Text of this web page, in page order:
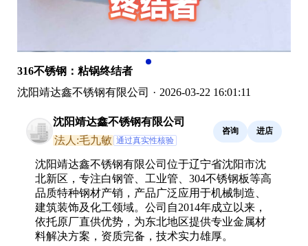
316不锈钢：粘锅终结者
沈阳靖达鑫不锈钢有限公司 · 2026-03-22 16:01:11
沈阳靖达鑫不锈钢有限公司
法人:毛九敏 通过真实性核验
咨询 进店
沈阳靖达鑫不锈钢有限公司位于辽宁省沈阳市沈
北新区，专注白钢管、工业管、304不锈钢板等高
品质特种钢材产销，产品广泛应用于机械制造、
建筑装饰及化工领域。公司自2014年成立以来，
依托原厂直供优势，为东北地区提供专业金属材
料解决方案，资质完备，技术实力雄厚。